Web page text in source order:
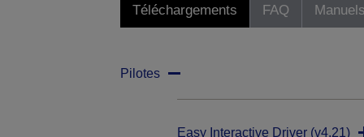
Téléchargements FAQ
Pilotes
Easy Interactive Driver (v4.21)